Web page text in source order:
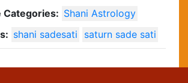
Categories: Shani Astrology
shani sadesati saturn sade sati